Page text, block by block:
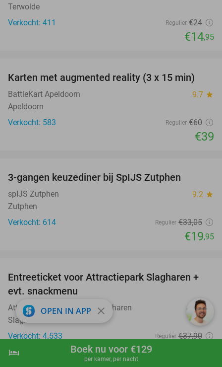
shopping_cart Boek nu
hotel Boek nu voor €129
per kamer, per nacht
Terwolde
Verkocht: 411
Regulier €24
€14,95
35%
Karten met augmented reality (3 x 15 min)
BattleKart Apeldoorn 9.7 star
Apeldoorn
Verkocht: 583
Regulier €60
€39
3-gangen keuzediner bij SpIJS Zutphen
spIJS Zutphen 9.2 star
Zutphen
Verkocht: 614
Regulier €33,05
€19,95
41%
Entreeticket voor Attractiepark Slagharen +
evt. snackmenu
Attractie- & Vakantiepark Slagharen 8.8star
Slagharen
Verkocht: 4.533
Regulier €37,90
OPEN IN APP close